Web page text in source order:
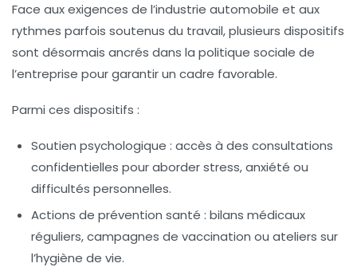
Face aux exigences de l’industrie automobile et aux
rythmes parfois soutenus du travail, plusieurs dispositifs
sont désormais ancrés dans la politique sociale de
l’entreprise pour garantir un cadre favorable.
Parmi ces dispositifs :
Soutien psychologique : accès à des consultations
confidentielles pour aborder stress, anxiété ou
difficultés personnelles.
Actions de prévention santé : bilans médicaux
réguliers, campagnes de vaccination ou ateliers sur
l’hygiène de vie.